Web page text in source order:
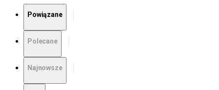
Powiązane
Polecane
Najnowsze